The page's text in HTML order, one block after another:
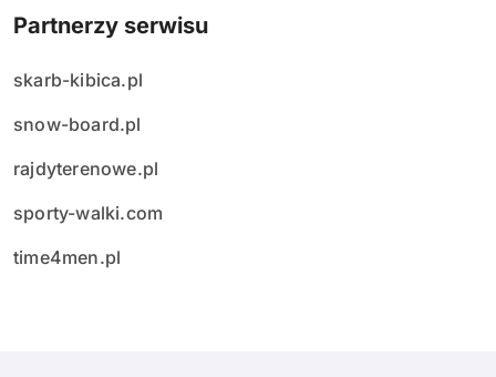
Partnerzy serwisu
skarb-kibica.pl
snow-board.pl
rajdyterenowe.pl
sporty-walki.com
time4men.pl